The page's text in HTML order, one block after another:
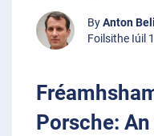
ByAnton
Foilsithe Iúil
Porsche: